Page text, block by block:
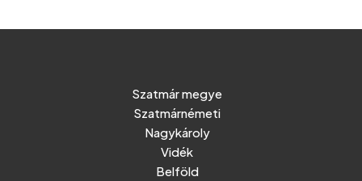
Szatmár megye
Szatmárnémeti
Nagykároly
Vidék
Belföld